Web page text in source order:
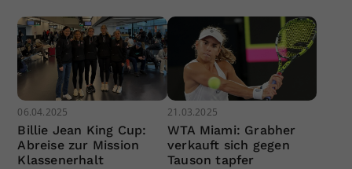
06.04.2025
Billie Jean King Cup:
Abreise zur Mission
Klassenerhalt
21.03.2025
WTA Miami: Grabher
verkauft sich gegen
Tauson tapfer